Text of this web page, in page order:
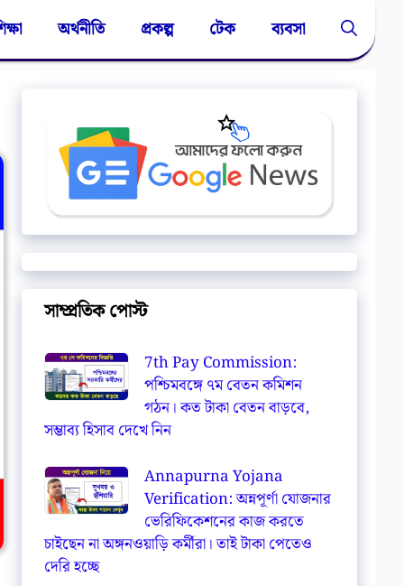
অর্থনীতি প্রকল্প টেক ব্যবসা
সাম্প্রতিক পোস্ট
7th Pay Commission:
পশ্চিমবঙ্গে ৭ম বেতন কমিশন
গঠন। কত টাকা বেতন বাড়বে,
সম্ভাব্য হিসাব দেখে নিন
Annapurna Yojana
Verification: অন্নপূর্ণা যোজনার
ভেরিফিকেশনের কাজ করতে
চাইছেন না অঙ্গনওয়াড়ি কর্মীরা। তাই টাকা পেতেও
দেরি হচ্ছে